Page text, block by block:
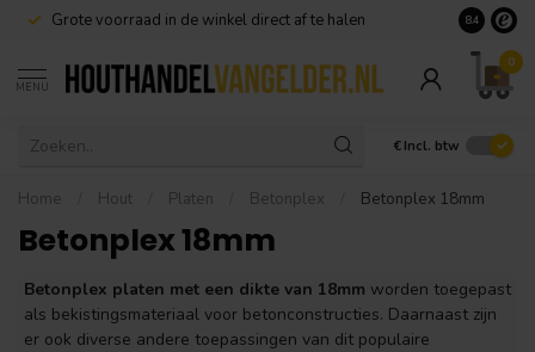
Grote voorraad in de winkel direct af te halen 8.4
MENU
0
€ Incl. btw
Home Hout Platen Betonplex Betonplex 18mm
Betonplex 18mm
Betonplex platen met een dikte van 18mm worden toegepast
als bekistingsmateriaal voor betonconstructies. Daarnaast zijn
er ook diverse andere toepassingen van dit populaire